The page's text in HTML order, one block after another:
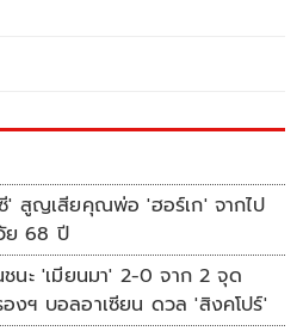
ซี' สูญเสียคุณพ่อ 'ฮอร์เก' จากไป
ย 68 ปี
ชนะ 'เมียนมา' 2-0 จาก 2 จุด
องฯ บอลอาเซียน ดวล 'สิงคโปร์'